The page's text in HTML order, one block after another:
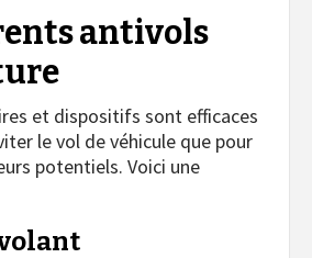
antivols
et dispositifs sont efficaces
le vol de véhicule que pour
potentiels. Voici une